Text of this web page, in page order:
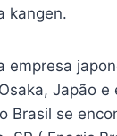
kangen.
empresa
Japão e
Brasil se